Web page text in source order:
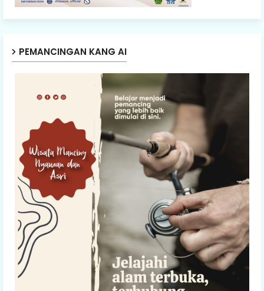
PEMANCINGAN KANG AI